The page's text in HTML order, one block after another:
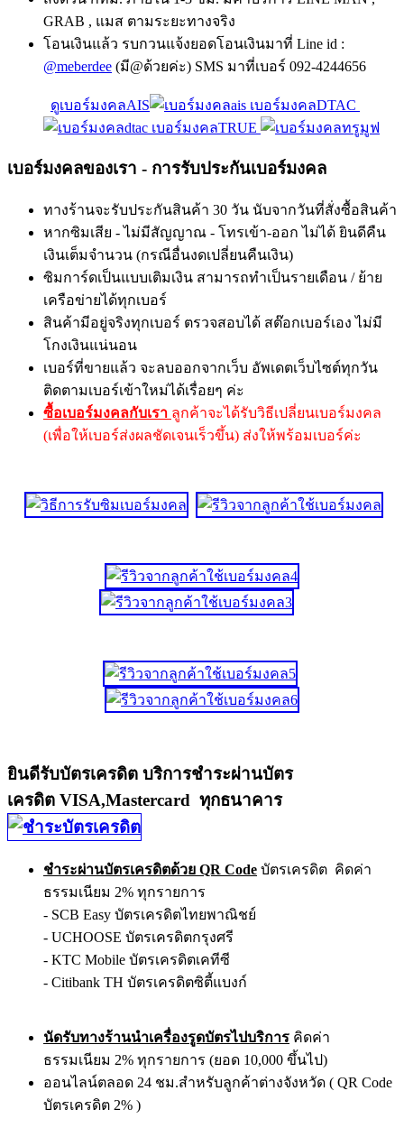
GRAB , แมส ตามระยะทางจริง
โอนเงินแล้ว รบกวนแจ้งยอดโอนเงินมาที่ Line id :
@meberdee (มี@ด้วยค่ะ) SMS มาที่เบอร์ 092-4244656
ดูเบอร์มงคลAIS
เบอร์มงคลDTAC
เบอร์มงคลTRUE
เบอร์มงคลของเรา - การรับประกันเบอร์มงคล
ทางร้านจะรับประกันสินค้า 30 วัน นับจากวันที่สั่งซื้อสินค้า
หากซิมเสีย - ไม่มีสัญญาณ - โทรเข้า-ออก ไม่ได้ ยินดีคืน
เงินเต็มจำนวน (กรณีอื่นงดเปลี่ยนคืนเงิน)
ซิมการ์ดเป็นแบบเติมเงิน สามารถทำเป็นรายเดือน / ย้าย
เครือข่ายได้ทุกเบอร์
สินค้ามีอยู่จริงทุกเบอร์ ตรวจสอบได้ สต๊อกเบอร์เอง ไม่มี
โกงเงินแน่นอน
เบอร์ที่ขายแล้ว จะลบออกจากเว็บ อัพเดตเว็บไซต์ทุกวัน
ติดตามเบอร์เข้าใหม่ได้เรื่อยๆ ค่ะ
ซื้อเบอร์มงคลกับเรา ลูกค้าจะได้รับวิธีเปลี่ยนเบอร์มงคล
(เพื่อให้เบอร์ส่งผลชัดเจนเร็วขึ้น) ส่งให้พร้อมเบอร์ค่ะ
ยินดีรับบัตรเครดิต บริการชำระผ่านบัตร
เครดิต VISA,Mastercard ทุกธนาคาร
ชำระผ่านบัตรเครดิตด้วย QR Code บัตรเครดิต คิดค่า
ธรรมเนียม 2% ทุกรายการ
- SCB Easy บัตรเครดิตไทยพาณิชย์
- UCHOOSE บัตรเครดิตกรุงศรี
- KTC Mobile บัตรเครดิตเคทีซี
- Citibank TH บัตรเครดิตซิตี้แบงก์
นัดรับทางร้านนำเครื่องรูดบัตรไปบริการ คิดค่า
ธรรมเนียม 2% ทุกรายการ (ยอด 10,000 ขึ้นไป)
ออนไลน์ตลอด 24 ชม.สำหรับลูกค้าต่างจังหวัด ( QR Code
บัตรเครดิต 2% )